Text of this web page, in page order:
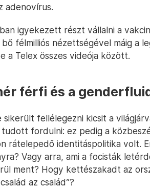
adenovírus.
igyekezett részt vállalni a
félmilliós nézettségével máig a
a Telex összes videója között.
férfi és a
sikerült fellélegezni kicsit a
tudott fordulni: ez pedig a
rátelepedő identitáspolitika volt.
Vagy arra, ami a focisták
ment? Hogy kettészakadt az
az család”?